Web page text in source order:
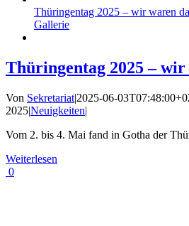
Thüringentag 2025 – wir waren
Gallerie
Thüringentag 2025 –
Von Sekretariat|2025-06-
2025|Neuigkeiten|
Vom 2. bis 4. Mai fand in Gotha der
Weiterlesen
0